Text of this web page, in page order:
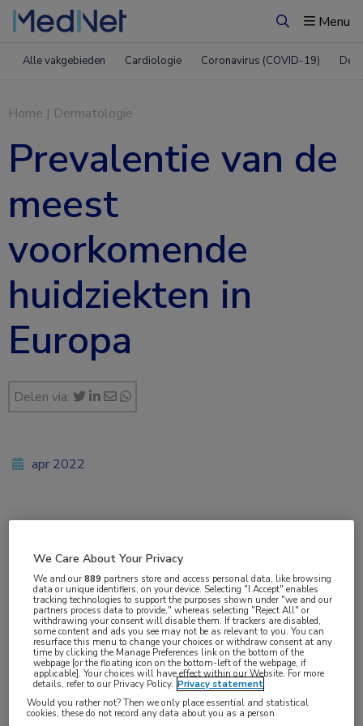
ZoekenMenu
Alle vakgebieden Cardiologie Coronavirus (COVID-19)
Home | Dermatologie
Prevalentie van de
meest
voorkomende
huidziekten in
Europa
Delen via:
In een groot onderzoek zijn de meest
apr 2022
Dermatologie,Huisartsgeneeskunde
Aandachtsgebieden:
Eczeem,Psoriasis,Rosacea,Schimmelinfecties,SOA,
Venereologie
We Care About Your Privacy
We and our889 partners store and access personal data, like browsing
data or unique identifiers, on your device. Selecting "I Accept" enables
tracking technologies to support the purposes shown under "we and our
partners process data to provide," whereas selecting "Reject All" or
withdrawing your consent will disable them. If trackers are disabled,
some content and ads you see may not be as relevant to you. You can
resurface this menu to change your choices or withdraw consent at any
time by clicking the Manage Preferences link on the bottom of the
webpage [or the floating icon on the bottom-left of the webpage, if
applicable]. Your choices will have effect within our Website. For more
details, refer to our Privacy Policy. Privacy statement
Would you rather not? Then we only place essential and statistical
cookies, these do not record any data about you as a person